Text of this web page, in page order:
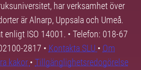
har verksamhet över
är Alnarp, Uppsala och Umeå.
enligt ISO 14001. • Telefon: 018-67
2817 • Kontakta SLU • Om
kakor • Tillgänglighetsredogörelse